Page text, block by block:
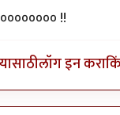
!!
लॉग इन करा